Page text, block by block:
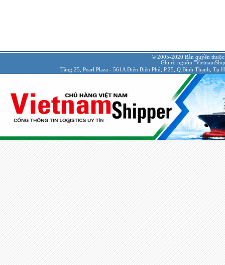
© 2005-2020 Bản quyền
Ghi rõ nguồn
Tầng 25, Pearl Plaza - 561A Điện Biên Phủ, P.25, Q.Bình Thạnh,